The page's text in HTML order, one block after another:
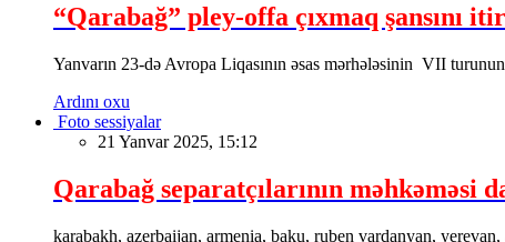
“Qarabağ” pley-offa çıxmaq şansını
Yanvarın 23-də Avropa Liqasının əsas mərhələsinin VII
Ardını oxu
Foto sessiyalar
21 Yanvar 2025, 15:12
Qarabağ separatçılarının məhkəməsi
karabakh, azerbaijan, armenia, baku, ruben vardanyan,